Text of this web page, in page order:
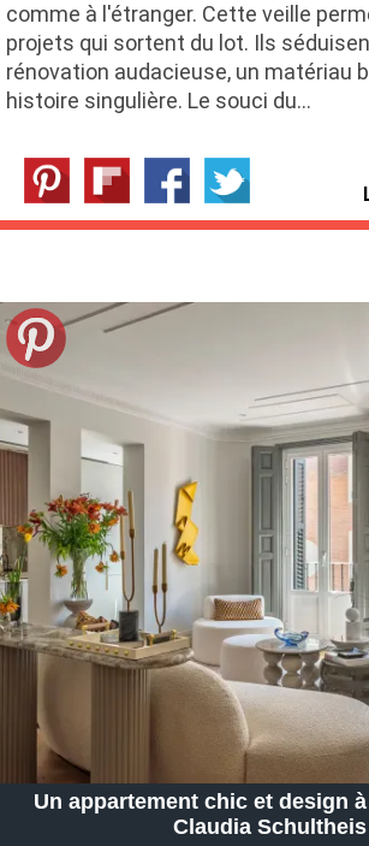
comme à l'étranger. Cette veille
projets qui sortent du lot. Ils
rénovation audacieuse, un matériau
histoire singulière. Le souci du…
Un appartement chic et design
Claudia Schultheis